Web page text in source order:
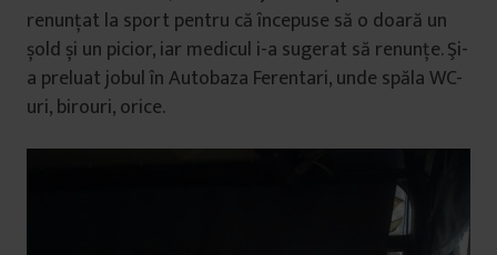
renunțat la sport pentru că începuse să o doară un
șold și un picior, iar medicul i-a sugerat să renunțe. Şi-
a preluat jobul în Autobaza Ferentari, unde spăla WC-
uri, birouri, orice.